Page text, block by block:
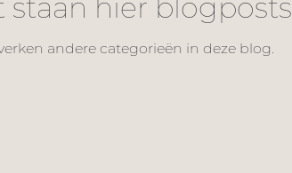
staan hier blogposts
andere categorieën in deze blog.